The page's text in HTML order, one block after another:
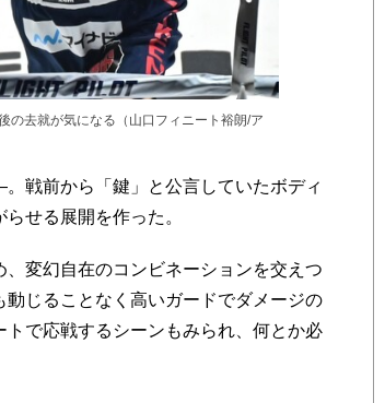
の去就が気になる（山口フィニート裕朗/ア
戦前から「鍵」と公言していたボディ
せる展開を作った。
変幻自在のコンビネーションを交えつ
じることなく高いガードでダメージの
で応戦するシーンもみられ、何とか必